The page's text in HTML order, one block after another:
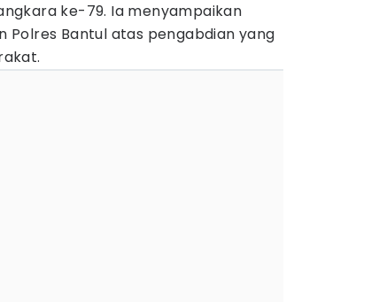
ke-79. Ia menyampaikan
Polres Bantul atas pengabdian yang